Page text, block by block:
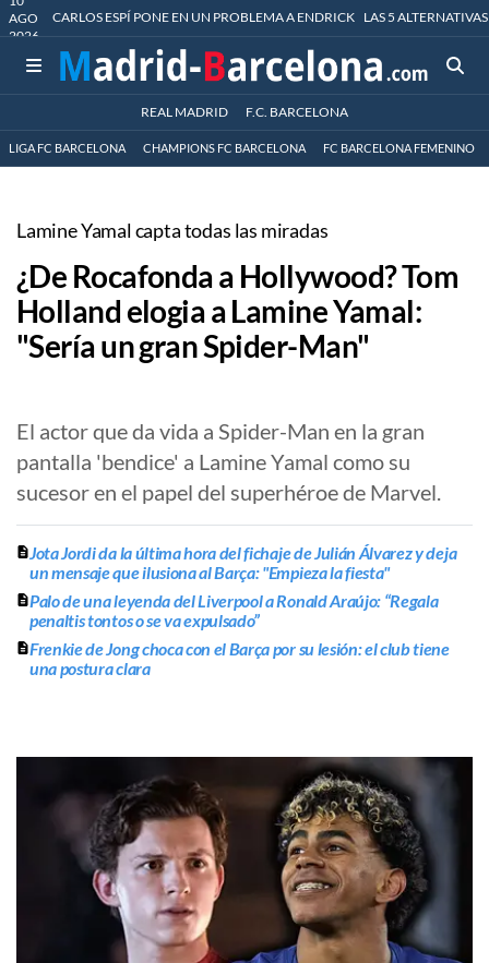
AGO
2026
CARLOS ESPÍ PONE EN UN PROBLEMA A ENDRICK LAS 5
REAL MADRID F.C. BARCELONA
LIGA FC BARCELONA CHAMPIONS FC BARCELONA FC BARCELONA FEMENINO
Lamine Yamal capta todas las miradas
¿De Rocafonda a Hollywood? Tom
Holland elogia a Lamine Yamal:
"Sería un gran Spider-Man"
El actor que da vida a Spider-Man en la gran
pantalla 'bendice' a Lamine Yamal como su
sucesor en el papel del superhéroe de Marvel.
Jota Jordi da la última hora del fichaje de Julián Álvarez y deja
un mensaje que ilusiona al Barça: "Empieza la fiesta"
Palo de una leyenda del Liverpool a Ronald Araújo: “Regala
penaltis tontos o se va expulsado”
Frenkie de Jong choca con el Barça por su lesión: el club tiene
una postura clara